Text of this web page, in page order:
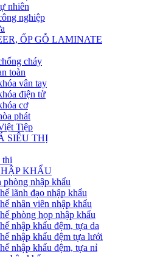
nhiên
nghiệp
ỐP GỖ LAMINATE
cháy
toàn
vân tay
điện tử
cơ
phát
Tiệp
SIÊU THỊ
thị
KHẨU
phòng nhập khẩu
lãnh đạo nhập khẩu
nhân viên nhập khẩu
phòng họp nhập khẩu
nhập khẩu đệm, tựa da
nhập khẩu đệm tựa lưới
nhập khẩu đệm, tựa nỉ